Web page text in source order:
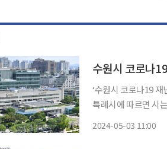
수원시 코로나
‘수원시 코로나19 재
특례시에 따르면 시
2024-05-03 11:00